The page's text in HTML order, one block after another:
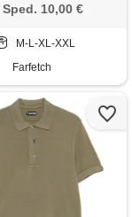
Sped. 10,00 €
M-L-XL-XXL
Farfetch